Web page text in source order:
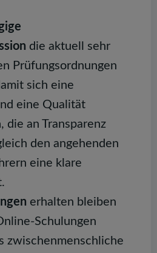
die aktuell sehr
Prüfungsordnungen
sich eine
eine Qualität
die an Transparenz
den angehenden
eine klare
erhalten bleiben
Schulungen
zwischenmenschliche